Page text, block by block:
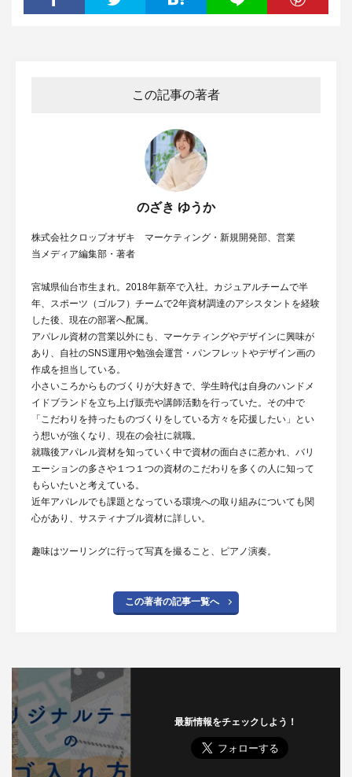
この記事の著者
のざき ゆうか
株式会社クロップオザキ マーケティング・新規開発部、営業
当メディア編集部・著者
宮城県仙台市生まれ。2018年新卒で入社。カジュアルチームで半
年、スポーツ（ゴルフ）チームで2年資材調達のアシスタントを経験
した後、現在の部署へ配属。
アパレル資材の営業以外にも、マーケティングやデザインに興味が
あり、自社のSNS運用や勉強会運営・パンフレットやデザイン画の
作成を担当している。
小さいころからものづくりが大好きで、学生時代は自身のハンドメ
イドブランドを立ち上げ販売や講師活動を行っていた。その中で
「こだわりを持ったものづくりをしている方々を応援したい」とい
う想いが強くなり、現在の会社に就職。
就職後アパレル資材を知っていく中で資材の面白さに惹かれ、バリ
エーションの多さや１つ１つの資材のこだわりを多くの人に知って
もらいたいと考えている。
近年アパレルでも課題となっている環境への取り組みについても関
心があり、サスティナブル資材に詳しい。
趣味はツーリングに行って写真を撮ること、ピアノ演奏。
この著者の記事一覧へ
最新情報をチェックしよう！